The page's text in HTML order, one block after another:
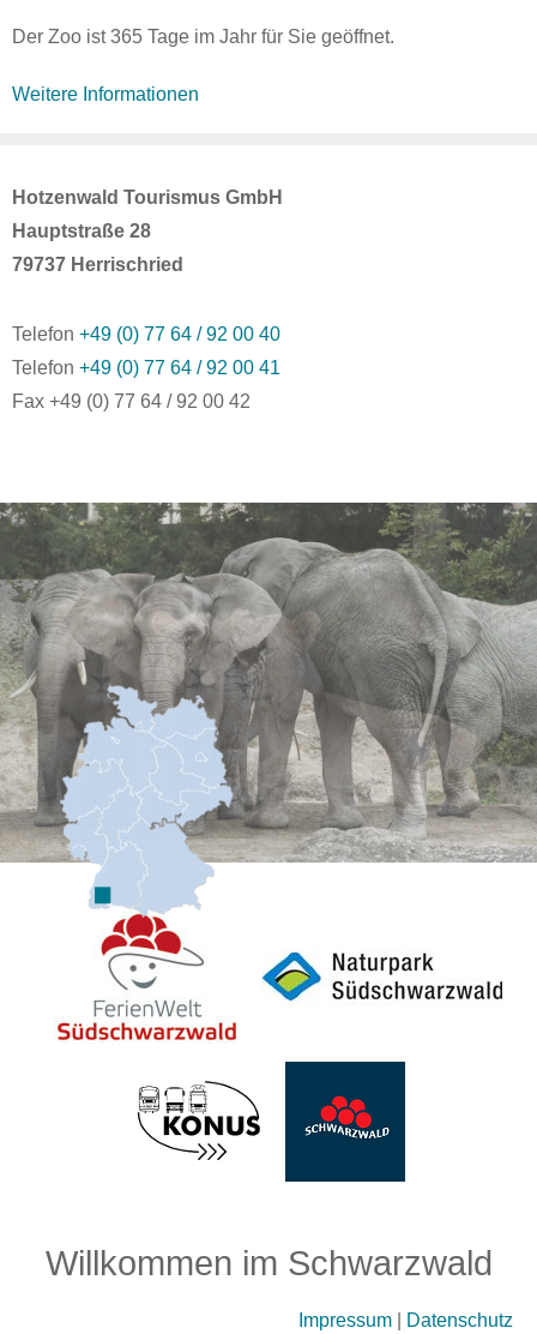
Der Zoo ist 365 Tage im Jahr für Sie geöffnet.
Weitere Informationen
Hotzenwald Tourismus GmbH
Hauptstraße 28
79737 Herrischried
Telefon +49 (0) 77 64 / 92 00 40
Telefon +49 (0) 77 64 / 92 00 41
Fax +49 (0) 77 64 / 92 00 42
Willkommen im Schwarzwald
Impressum Datenschutz